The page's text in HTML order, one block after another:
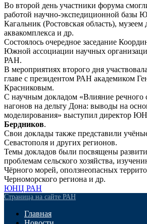
Во второй день участники форума
работой научно-экспедиционной
Кагальник (Ростовская область),
аквакомплекса и др.
Состоялось очередное заседание
Южной ассоциации научных
РАН.
В мероприятиях второго дня
главе с президентом РАН академиком
Красниковым.
С научным докладом «Влияние речного
нагонов на дельту Дона: выводы на
моделирования»​ выступил директор
Бердников.
Свои доклады также представили
Севастополя и других регионов.
Темы докладов были посвящены
проблемам сельского хозяйства,
Чёрного морей, оползнеопасных
Черноморского региона и др.
ЮНЦ РАН
Страница на сайте РАН
Главная